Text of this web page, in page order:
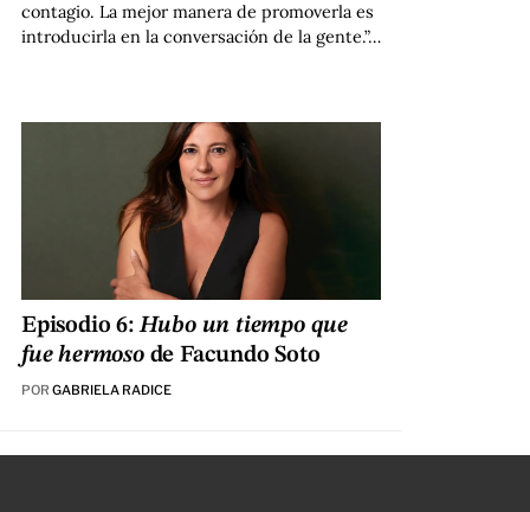
contagio. La mejor manera de promoverla es
introducirla en la conversación de la gente.”…
Episodio 6:Hubo un tiempo que
fue hermosode Facundo Soto
POR GABRIELA RADICE